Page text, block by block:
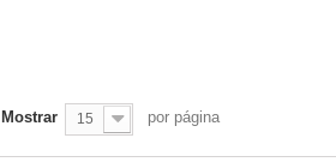
Mostrar 15 por página